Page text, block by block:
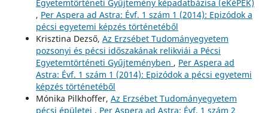
Egyetemtörténeti Gyűjtemény képadatbázisa (eKéPEK)
, Per Aspera ad Astra: Évf. 1 szám 1 (2014): Epizódok a
pécsi egyetemi képzés történetéből
Krisztina Dezső, Az Erzsébet Tudományegyetem
pozsonyi és pécsi időszakának relikviái a Pécsi
Egyetemtörténeti Gyűjteményben , Per Aspera ad
Astra: Évf. 1 szám 1 (2014): Epizódok a pécsi egyetemi
képzés történetéből
Mónika Pilkhoffer, Az Erzsébet Tudományegyetem
pécsi épületei , Per Aspera ad Astra: Évf. 1 szám 2